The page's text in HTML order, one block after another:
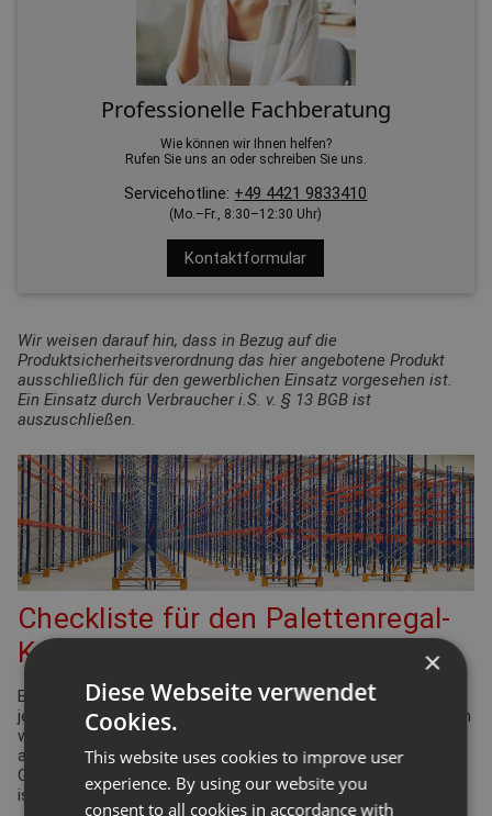
Professionelle Fachberatung
Wie können wir Ihnen helfen?
Rufen Sie uns an oder schreiben Sie uns.
Servicehotline: +49 4421 9833410
(Mo.–Fr., 8:30–12:30 Uhr)
Kontaktformular
Wir weisen darauf hin, dass in Bezug auf die
Produktsicherheitsverordnung das hier angebotene Produkt
ausschließlich für den gewerblichen Einsatz vorgesehen ist.
Ein Einsatz durch Verbraucher i.S. v. § 13 BGB ist
auszuschließen.
Checkliste für den Palettenregal-
Konfigurator
Bei der Planung Ihrer Regalanlage für Palettenregale gibt es
jede Menge Punkte zu überprüfen und einzuhalten. Viele davon
werden durch die Arbeitsstättenverordnung geregelt. Aber
auch Ergonomie und Effizienz spielen eine bedeutende Rolle.
Gleiches gilt für die Funktionsdefinition des Lagers: Wie hoch
ist der Warenumschlag? Wie groß ist die Produktvielfalt?
×
Diese Webseite verwendet
Cookies.
This website uses cookies to improve user
experience. By using our website you
consent to all cookies in accordance with